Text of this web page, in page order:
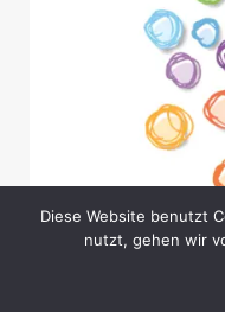
Diese Website benutzt
nutzt, gehen wir